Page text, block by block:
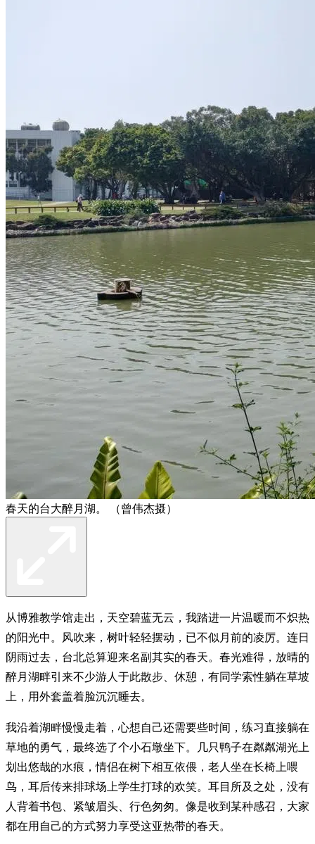
春天的台大醉月湖。 （曾伟杰摄）
从博雅教学馆走出，天空碧蓝无云，我踏进一片温暖而不炽热
的阳光中。风吹来，树叶轻轻摆动，已不似月前的凌厉。连日
阴雨过去，台北总算迎来名副其实的春天。春光难得，放晴的
醉月湖畔引来不少游人于此散步、休憩，有同学索性躺在草坡
上，用外套盖着脸沉沉睡去。
我沿着湖畔慢慢走着，心想自己还需要些时间，练习直接躺在
草地的勇气，最终选了个小石墩坐下。几只鸭子在粼粼湖光上
划出悠哉的水痕，情侣在树下相互依偎，老人坐在长椅上喂
鸟，耳后传来排球场上学生打球的欢笑。耳目所及之处，没有
人背着书包、紧皱眉头、行色匆匆。像是收到某种感召，大家
都在用自己的方式努力享受这亚热带的春天。